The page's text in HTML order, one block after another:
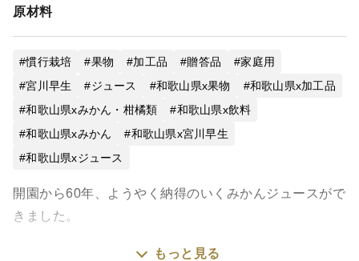
原材料
慣行栽培 果物 加工品 贈答品
家庭用
宮川早生
ジュース 和歌山県x果物
和歌山県x加工品
和歌山県xみかん・柑橘類
和歌山県x飲料
和歌山県xみかん
和歌山県x宮川早生
和歌山県xジュース
開園から60年、ようやく納得のいくみかんジュースがで
きました。
もっと見る